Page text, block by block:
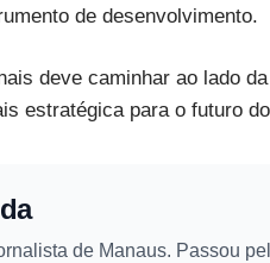
de desenvolvimento.
deve caminhar ao lado
estratégica para o futuro
de Manaus. Passou